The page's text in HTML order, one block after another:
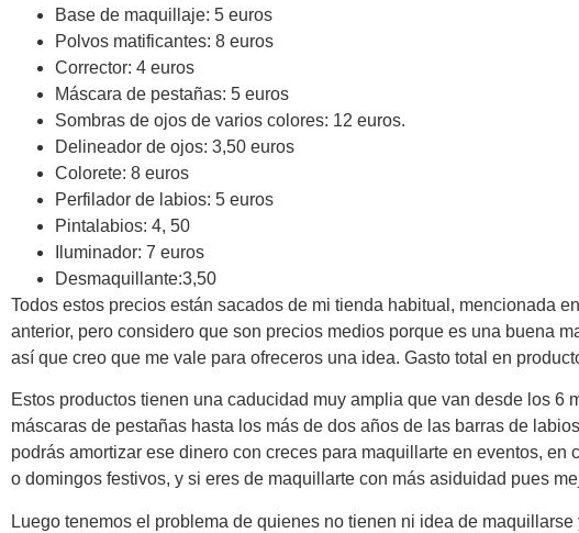
Base de maquillaje: 5 euros
Polvos matificantes: 8 euros
Corrector: 4 euros
Máscara de pestañas: 5 euros
Sombras de ojos de varios colores: 12 euros.
Delineador de ojos: 3,50 euros
Colorete: 8 euros
Perfilador de labios: 5 euros
Pintalabios: 4, 50
Iluminador: 7 euros
Desmaquillante:3,50
Todos estos precios están sacados de mi tienda habitual, mencionada
anterior, pero considero que son precios medios porque es una buena
así que creo que me vale para ofreceros una idea. Gasto total en
Estos productos tienen una caducidad muy amplia que van desde los 6
máscaras de pestañas hasta los más de dos años de las barras de
podrás amortizar ese dinero con creces para maquillarte en eventos, en
o domingos festivos, y si eres de maquillarte con más asiduidad pues
Luego tenemos el problema de quienes no tienen ni idea de maquillarse